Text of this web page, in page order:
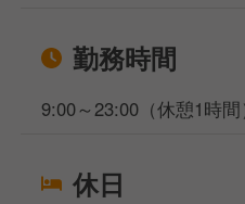
ご相談ください！
談も実施しており、飲食
勤務時間
9:00～23:00（休憩1時
休日